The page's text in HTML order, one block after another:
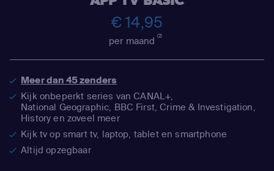
€ 14,95
per maand(2)
Meer dan 45 zenders
Kijk onbeperkt series van CANAL+,
National Geographic, BBC First, Crime & Investigation,
History en zoveel meer
Kijk tv op smart tv, laptop, tablet en smartphone
Altijd opzegbaar